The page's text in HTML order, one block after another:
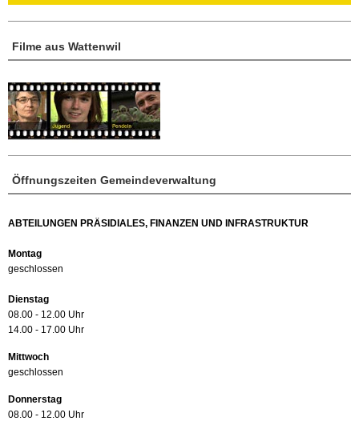
Öffnungszeiten Gemeindeverwaltung
ABTEILUNGEN PRÄSIDIALES, FINANZEN UND INFRASTRUKTUR
Montag
geschlossen
Dienstag
08.00 - 12.00 Uhr
14.00 - 17.00 Uhr
Mittwoch
geschlossen
Donnerstag
08.00 - 12.00 Uhr
Filme aus Wattenwil